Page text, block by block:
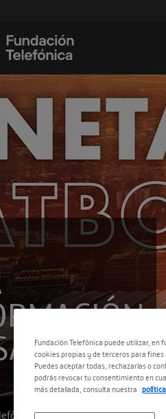
Fundación Telefónica puede utilizar, en
cookies propias y de terceros para
Puedes aceptar todas, rechazarlas o
podrás revocar tu consentimiento en
más detallada, consulta nuestra